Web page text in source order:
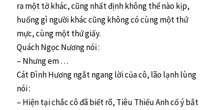
ra một tờ khác, cũng nhất định không thể nào kịp,
huống gì người khác cũng không có cùng một thứ
mực, cùng một thứ giấy.
Quách Ngọc Nương nói :
– Nhưng em …
Cát Đình Hương ngắt ngang lời của cô, lão lạnh lùng
nói :
– Hiện tại chắc cô đã biết rõ, Tiêu Thiếu Anh cố ý bắt